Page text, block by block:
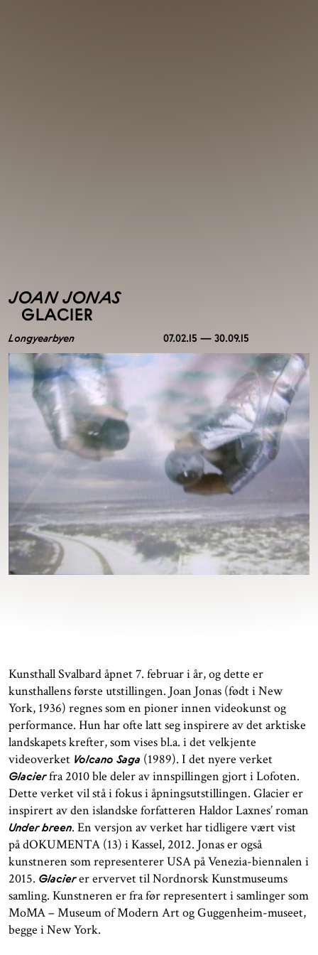
JOAN JONAS
GLACIER
Longyearbyen 07.02.15 — 30.09.15
Kunsthall Svalbard åpnet 7. februar i år, og dette er
kunsthallens første utstillingen. Joan Jonas (født i New
York, 1936) regnes som en pioner innen videokunst og
performance. Hun har ofte latt seg inspirere av det arktiske
landskapets krefter, som vises bl.a. i det velkjente
videoverket Volcano Saga (1989). I det nyere verket
Glacierfra 2010 ble deler av innspillingen gjort i Lofoten.
Dette verket vil stå i fokus i åpningsutstillingen. Glacier er
inspirert av den islandske forfatteren Haldor Laxnes’ roman
Under breen. En versjon av verket har tidligere vært vist
på dOKUMENTA (13) i Kassel, 2012. Jonas er også
kunstneren som representerer USA på Venezia-biennalen i
2015. Glacierer ervervet til Nordnorsk Kunstmuseums
samling. Kunstneren er fra før representert i samlinger som
MoMA – Museum of Modern Art og Guggenheim-museet,
begge i New York.